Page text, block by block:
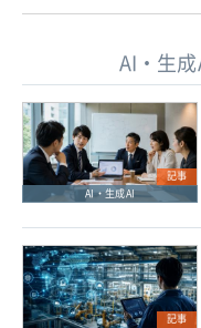
AI・生
記事
AI・生成AI
記事